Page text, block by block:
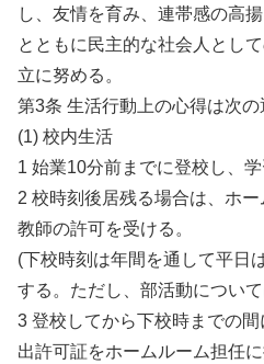
し、友情を育み、連帯感の高
とともに民主的な社会人とし
立に努める。
第3条 生活行動上の心得は次の
(1) 校内生活
1 始業10分前までに登校し、
2 校時刻後居残る場合は、ホ
教師の許可を受ける。
(下校時刻は年間を通して平日
する。ただし、部活動につい
3 登校してから下校時までの
出許可証をホームルーム担任